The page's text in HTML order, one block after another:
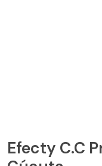
Efecty C.C